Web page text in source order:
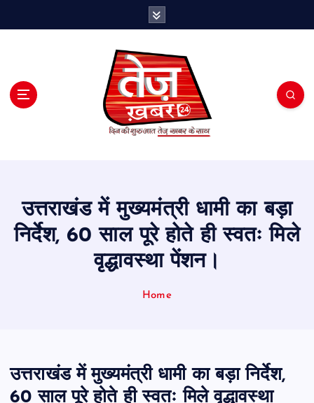
उत्तराखंड में मुख्यमंत्री धामी का बड़ा
निर्देश, 60 साल पूरे होते ही स्वतः मिले
वृद्धावस्था पेंशन।
Home
उत्तराखंड में मुख्यमंत्री धामी का बड़ा निर्देश,
60 साल पूरे होते ही स्वतः मिले वृद्धावस्था